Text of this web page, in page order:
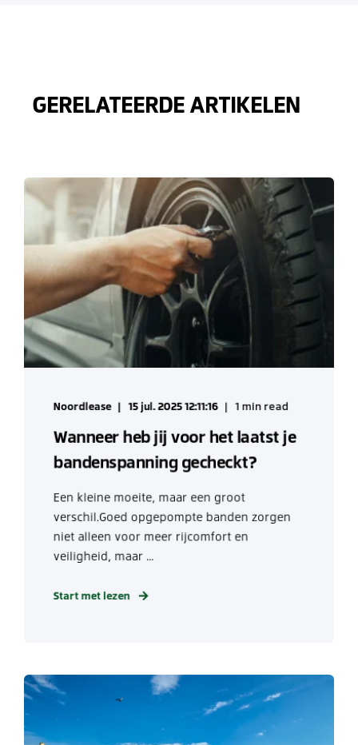
GERELATEERDE ARTIKELEN
Noordlease 15 jul. 2025 12:11:16 1 min read
Wanneer heb jij voor het laatst je
bandenspanning gecheckt?
Een kleine moeite, maar een groot
verschil.Goed opgepompte banden zorgen
niet alleen voor meer rijcomfort en
veiligheid, maar ...
Start met lezen